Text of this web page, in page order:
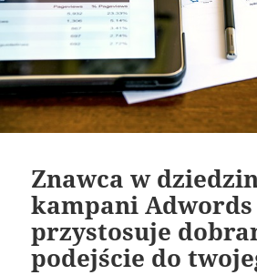
Znawca w
kampani
przystosuje
podejście do